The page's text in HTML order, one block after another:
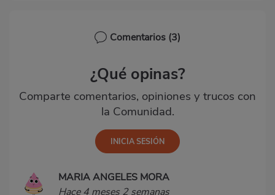
Comentarios (3)
¿Qué opinas?
Comparte comentarios, opiniones y trucos con
la Comunidad.
MARIA ANGELES MORA
Hace 4 meses 2 semanas